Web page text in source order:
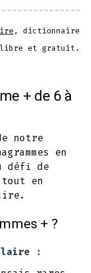
, dictionnaire
libre et gratuit.
+ de 6 à
notre
en
défi de
tout en
+ ?
: